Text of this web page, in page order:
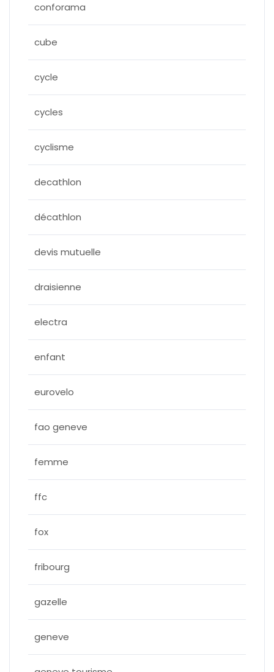
conforama
cube
cycle
cycles
cyclisme
decathlon
décathlon
devis mutuelle
draisienne
electra
enfant
eurovelo
fao geneve
femme
ffc
fox
fribourg
gazelle
geneve